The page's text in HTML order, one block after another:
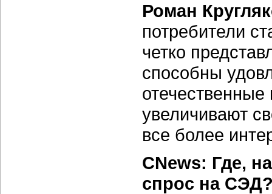
Роман
потребители
четко
способны
отечественные
увеличивают
все более
CNews: Где,
спрос на